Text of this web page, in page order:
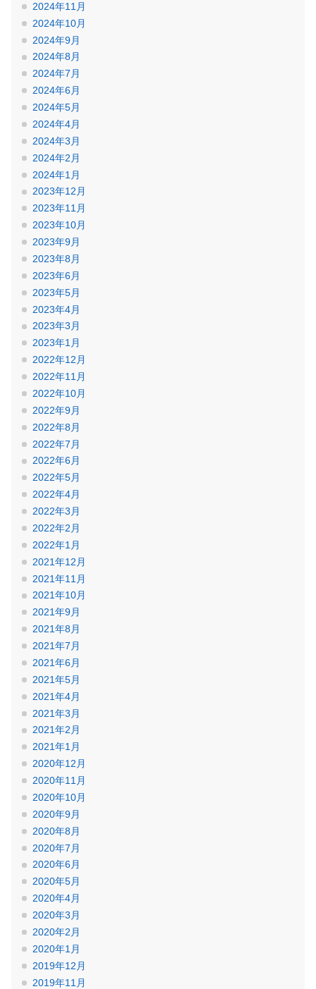
2024年11月
2024年10月
2024年9月
2024年8月
2024年7月
2024年6月
2024年5月
2024年4月
2024年3月
2024年2月
2024年1月
2023年12月
2023年11月
2023年10月
2023年9月
2023年8月
2023年6月
2023年5月
2023年4月
2023年3月
2023年1月
2022年12月
2022年11月
2022年10月
2022年9月
2022年8月
2022年7月
2022年6月
2022年5月
2022年4月
2022年3月
2022年2月
2022年1月
2021年12月
2021年11月
2021年10月
2021年9月
2021年8月
2021年7月
2021年6月
2021年5月
2021年4月
2021年3月
2021年2月
2021年1月
2020年12月
2020年11月
2020年10月
2020年9月
2020年8月
2020年7月
2020年6月
2020年5月
2020年4月
2020年3月
2020年2月
2020年1月
2019年12月
2019年11月